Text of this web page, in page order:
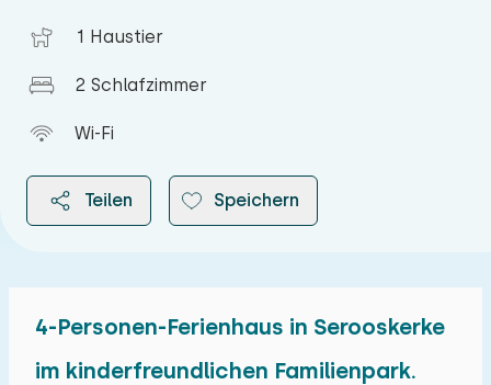
1 Haustier
2 Schlafzimmer
Wi-Fi
Teilen Speichern
4-Personen-Ferienhaus in Serooskerke
im kinderfreundlichen Familienpark.